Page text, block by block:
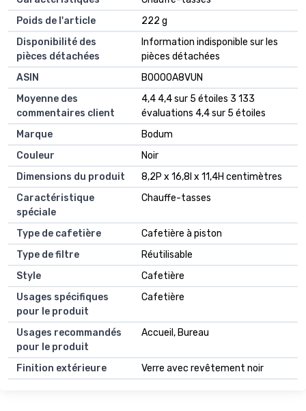
Poids de l'article
‎222 g
Disponibilité des
pièces détachées
‎Information indisponible sur les
pièces détachées
ASIN
B0000A8VUN
Moyenne des
commentaires client
4,4 4,4 sur 5 étoiles 3 133
évaluations 4,4 sur 5 étoiles
Marque
Bodum
Couleur
Noir
Dimensions du produit
8,2P x 16,8l x 11,4H centimètres
Caractéristique
spéciale
Chauffe-tasses
Type de cafetière
Cafetière à piston
Type de filtre
Réutilisable
Style
Cafetière
Usages spécifiques
pour le produit
Cafetière
Usages recommandés
pour le produit
Accueil, Bureau
Finition extérieure Verre avec revêtement noir